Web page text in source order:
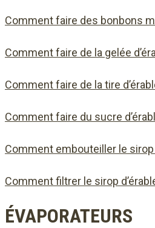
Comment faire des bonbons
Comment faire de la gelée
Comment faire de la tire
Comment faire du sucre
Comment embouteiller le sirop
Comment filtrer le sirop
ÉVAPORATEURS